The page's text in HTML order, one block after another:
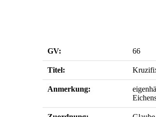
GV: 66
Titel:
Anmerkung: